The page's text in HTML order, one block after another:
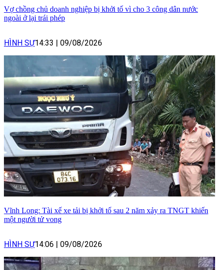
Vợ chồng chủ doanh nghiệp bị khởi tố vì cho 3 công dân nước
ngoài ở lại trái phép
HÌNH SỰ14:33 09/08/2026
Vĩnh Long: Tài xế xe tải bị khởi tố sau 2 năm xảy ra TNGT khiến
một người tử vong
HÌNH SỰ14:06 09/08/2026